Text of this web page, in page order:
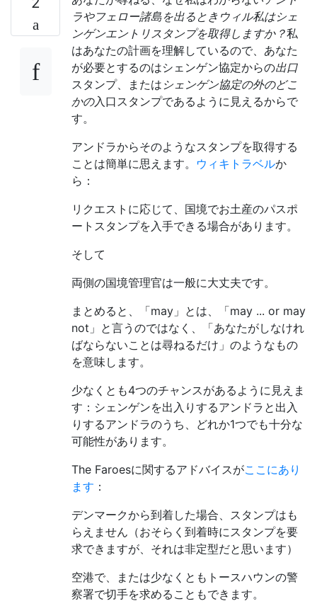
ラやフェロー諸島を出るときウィル私はシェ
ンゲンエントリスタンプを取得しますか？私
はあなたの計画を理解しているので、あなた
が必要とするのはシェンゲン協定からの出口
スタンプ、または シェンゲン協定の外のどこ
かの入口スタンプであるように見えるからで
す。
アンドラからそのようなスタンプを取得する
ことは簡単に思えます。 ウィキトラベルか
ら：
リクエストに応じて、国境でお土産のパスポ
ートスタンプを入手できる場合があります。
そして
両側の国境管理官は一般に大丈夫です。
まとめると、「may」とは、「may ... or may
not」と言うのではなく、「あなたがしなけれ
ばならないことは尋ねるだけ」のようなもの
を意味します。
少なくとも4つのチャンスがあるように見えま
す：シェンゲンを出入りするアンドラと出入
りするアンドラのうち、どれか1つでも十分な
可能性があります。
The Faroesに関するアドバイスがここにあり
ます ：
デンマークから到着した場合、スタンプはも
らえません（おそらく到着時にスタンプを要
求できますが、それは非定型だと思います）
空港で、または少なくともトースハウンの警
察署で切手を求めることもできます。